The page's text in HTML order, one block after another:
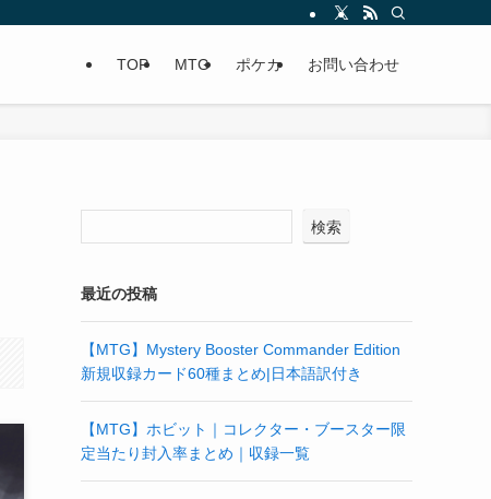
TOP MTG ポケカ お問い合わせ
検索
最近の投稿
【MTG】Mystery Booster Commander Edition
新規収録カード60種まとめ|日本語訳付き
【MTG】ホビット｜コレクター・ブースター限
定当たり封入率まとめ｜収録一覧